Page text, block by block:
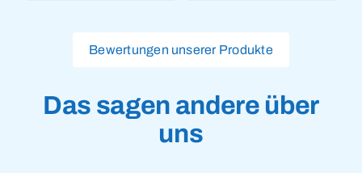
Bewertungen unserer Produkte
Das sagen andere über
uns